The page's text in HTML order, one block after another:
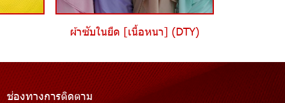
ผ้าซับในยืด [เนื้อหนา] (DTY)
ช่องทางการติดตาม